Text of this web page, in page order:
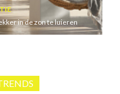
in de zon te luieren